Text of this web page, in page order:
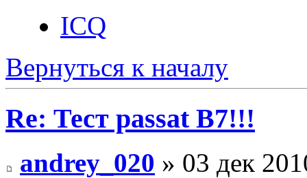
ICQ
Вернуться к началу
Re: Тест passat B7!!!
andrey_020 » 03 дек